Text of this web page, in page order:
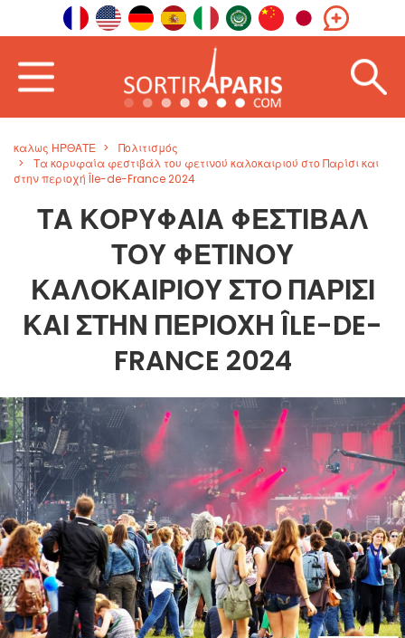
καλως ΗΡΘΑΤΕ
Πολιτισμός
Τα κορυφαία φεστιβάλ του φετινού καλοκαιριού στο Παρίσι και
στην περιοχή Île-de-France 2024
ΤΑ ΚΟΡΥΦΑΊΑ ΦΕΣΤΙΒΆΛ
ΤΟΥ ΦΕΤΙΝΟΎ
ΚΑΛΟΚΑΙΡΙΟΎ ΣΤΟ ΠΑΡΊΣΙ
ΚΑΙ ΣΤΗΝ ΠΕΡΙΟΧΉ ÎLE-DE-
FRANCE 2024